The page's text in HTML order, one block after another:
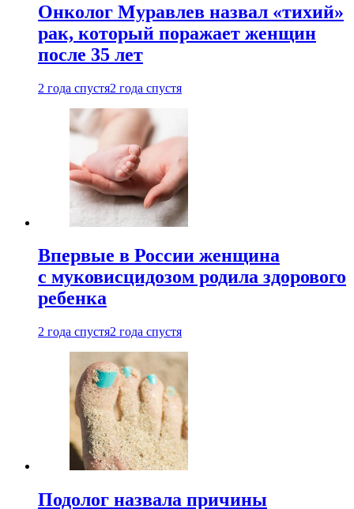
Онколог Муравлев назвал «тихий»
рак, который поражает женщин
после 35 лет
2 года спустя2 года спустя
Впервые в России женщина
с муковисцидозом родила здорового
ребенка
2 года спустя2 года спустя
Подолог назвала причины